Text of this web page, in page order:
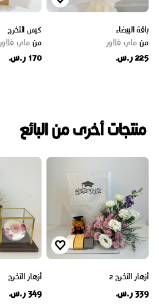
باقة البيضاء
من ماي فلاور
225 ر.س.
كيس التخرج
من ماي فلاور
170 ر.س.
منتجات أخرى من البائع
أزهار التخرج 2
339 ر.س.
أزهار التخرج
349 ر.س.